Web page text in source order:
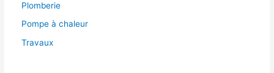
Plomberie
Pompe à chaleur
Travaux